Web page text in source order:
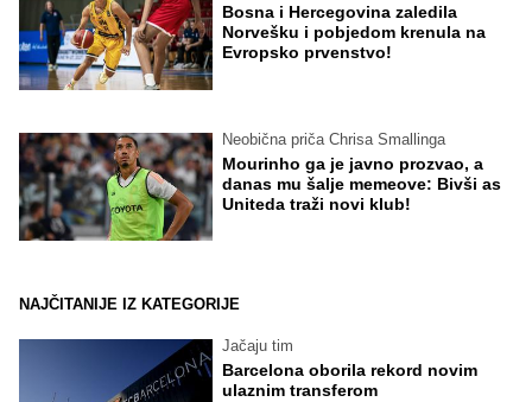
Bosna i Hercegovina zaledila
Norvešku i pobjedom krenula na
Evropsko prvenstvo!
Neobična priča Chrisa Smallinga
Mourinho ga je javno prozvao, a
danas mu šalje memeove: Bivši as
Uniteda traži novi klub!
NAJČITANIJE IZ KATEGORIJE
Jačaju tim
Barcelona oborila rekord novim
ulaznim transferom